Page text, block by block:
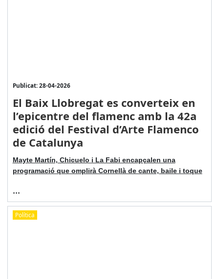
Publicat: 28-04-2026
El Baix Llobregat es converteix en
l’epicentre del flamenc amb la 42a
edició del Festival d’Arte Flamenco
de Catalunya
Mayte Martín, Chicuelo i La Fabi encapçalen una
programació que omplirà Cornellà de cante, baile i toque
...
Política